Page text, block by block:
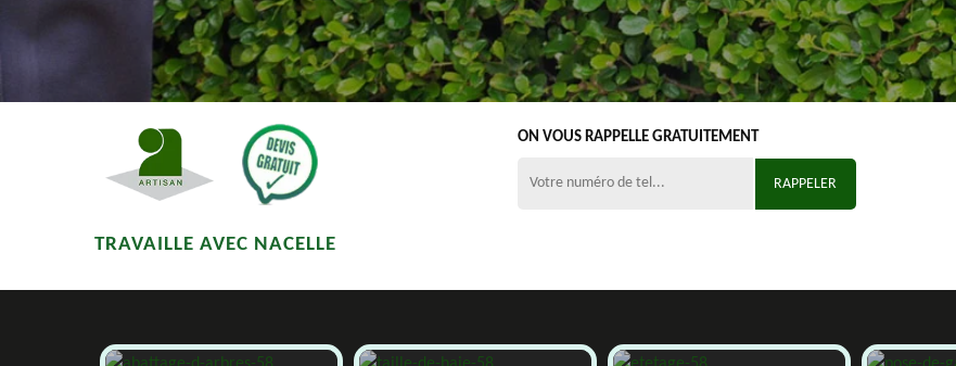
TRAVAILLE AVEC NACELLE
ON VOUS RAPPELLE GRATUITEMENT